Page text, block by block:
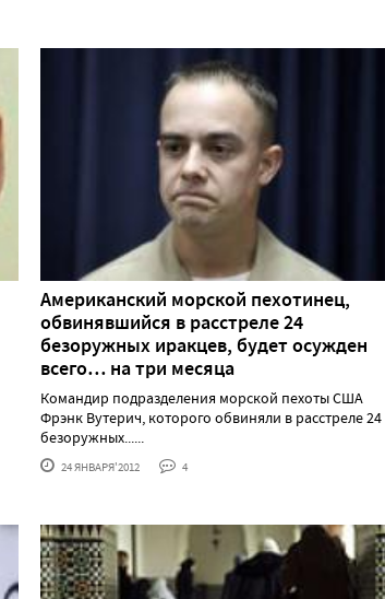
Американский морской пехотинец,
обвинявшийся в расстреле 24
безоружных иракцев, будет осужден
всего… на три месяца
Командир подразделения морской пехоты США
Фрэнк Вутерич, которого обвиняли в расстреле 24
безоружных......
24 ЯНВАРЯ'2012 4